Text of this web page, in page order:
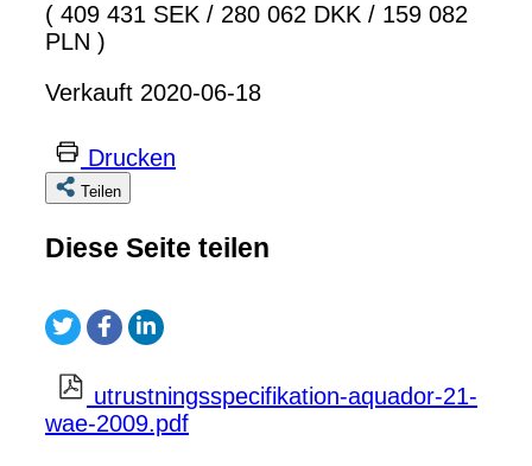
( 409 431 SEK / 280 062 DKK / 159 082
PLN )
Verkauft 2020-06-18
Drucken
Teilen
Diese Seite teilen
utrustningsspecifikation-aquador-21-
wae-2009.pdf